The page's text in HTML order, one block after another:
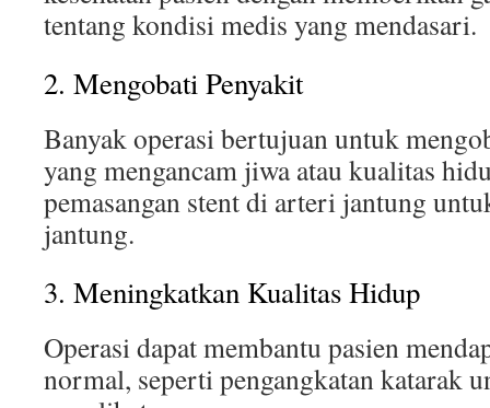
tentang kondisi medis yang mendasari.
2. Mengobati Penyakit
Banyak operasi bertujuan untuk
yang mengancam jiwa atau kualitas
pemasangan stent di arteri jantung
jantung.
3. Meningkatkan Kualitas Hidup
Operasi dapat membantu pasien
normal, seperti pengangkatan katarak